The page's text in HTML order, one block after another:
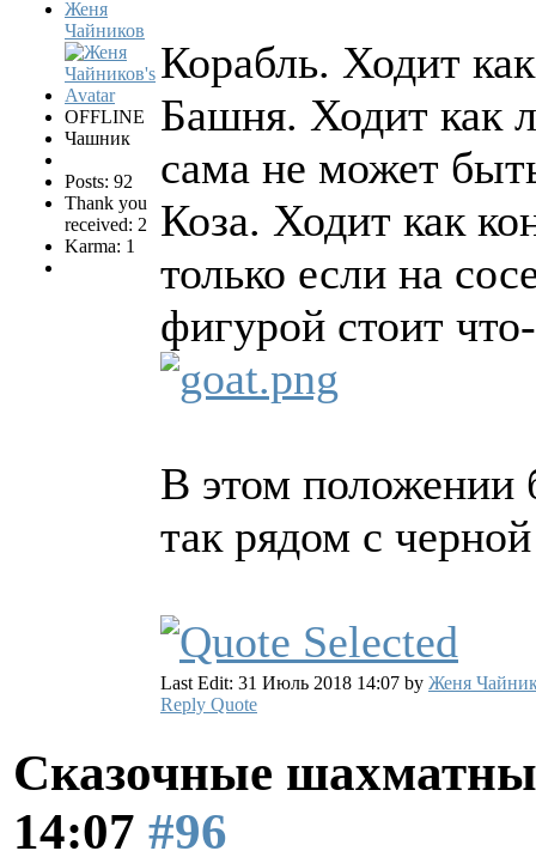
Женя
Чайников
OFFLINE
Чашник
Posts: 92
Thank you
received: 2
Karma: 1
Корабль. Ходит
Башня. Ходит как
сама не может
Коза. Ходит как
только если на
фигурой стоит
В этом положении
так рядом с
Last Edit: 31 Июль 2018 14:07 by Женя
Reply Quote
Сказочные
14:07 #96